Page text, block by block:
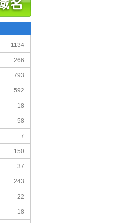
1134
266
793
592
18
58
7
150
37
243
22
18